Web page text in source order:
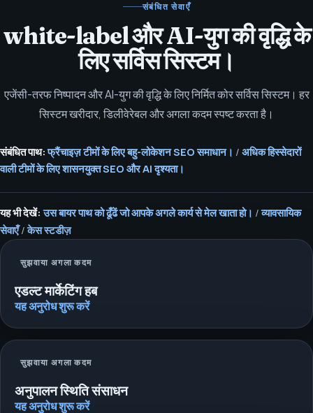
संबंधित सेवाएँ
white-label और AI-युग की वृद्धि के
लिए सर्विस सिस्टम।
एजेंसी-तरफ निष्पादन और AI-युग की वृद्धि के लिए निर्मित कोर सर्विस सिस्टम। हर
सिस्टम खरीदार, डिलीवेरेबल और अगला कदम स्पष्ट करता है।
संबंधित पाथ: फ्रैंचाइज़ टीमों के लिए बहु-लोकेशन SEO समाधान। / अधिक हिस्सेदारों
वाली टीमों के लिए शासनयुक्त SEO और AI दृश्यता।
यह भी देखें: उस बायर पाथ को ढूँढें जो आपके अगले कार्य से मेल खाता हो। /व्यावसायिक
सेवाएँ/केस स्टडीज़
सुझवाया अगला कदम
एडल्ट मार्केटिंग हब
यह अनुरोध शुरू करें
सुझवाया अगला कदम
अनुपालन स्थिति संसाधन
यह अनुरोध शुरू करें